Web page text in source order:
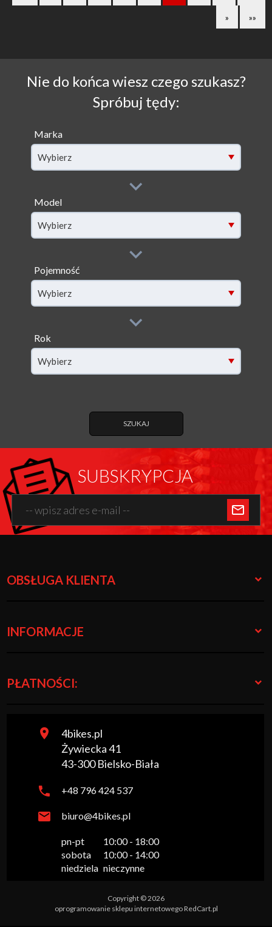
» »»
Nie do końca wiesz czego szukasz?
Spróbuj tędy:
Marka
Wybierz
Model
filter[model]
Wybierz
Pojemność
filter[capacity]
Wybierz
Rok
filter[year]
Wybierz
SZUKAJ
SUBSKRYPCJA
OBSŁUGA KLIENTA
INFORMACJE
PŁATNOŚCI:
4bikes.pl
Żywiecka 41
43-300 Bielsko-Biała
+48 796 424 537
biuro@4bikes.pl
pn-pt
sobota
niedziela
10:00 - 18:00
10:00 - 14:00
nieczynne
Copyright © 2026
oprogramowanie sklepu internetowegoRedCart.pl